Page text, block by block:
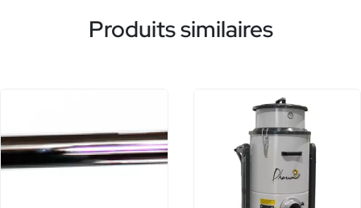
Produits similaires